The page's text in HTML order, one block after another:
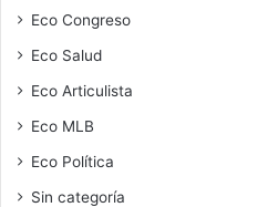
Eco Congreso
Eco Salud
Eco Articulista
Eco MLB
Eco Política
Sin categoría